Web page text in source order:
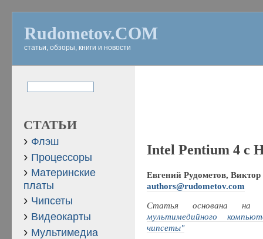
Rudometov.COM
статьи, обзоры, книги и новости
Intel Pentium 4 c
Евгений Рудометов, Виктор
authors@rudometov.com
Статья основана на
мультимедийного
чипсеты"
СТАТЬИ
Флэш
Процессоры
Материнские
платы
Чипсеты
Видеокарты
Мультимедиа